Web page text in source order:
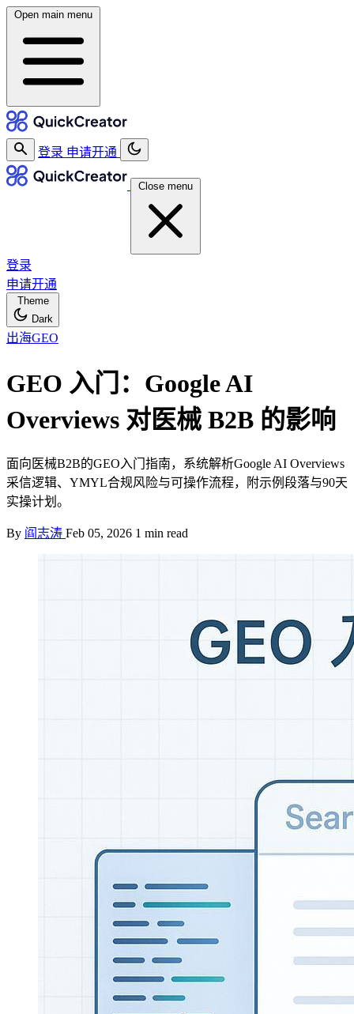
Open main menu
登录 申请开通
Close menu
登录
申请开通
Theme
Dark
出海GEO
GEO 入门：Google AI
Overviews 对医械 B2B 的影响
面向医械B2B的GEO入门指南，系统解析Google AI Overviews
采信逻辑、YMYL合规风险与可操作流程，附示例段落与90天
实操计划。
By 阎志涛 Feb 05, 2026 1 min read